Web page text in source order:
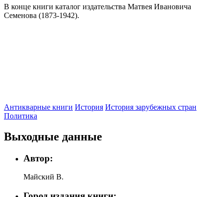
В конце книги каталог издательства Матвея Ивановича
Семенова (1873-1942).
Антикварные книги История История зарубежных стран
Политика
Выходные данные
Автор:
Майский В.